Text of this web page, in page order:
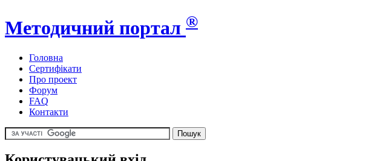
Методичний портал ®
Головна
Сертифікати
Про проект
Форум
FAQ
Контакти